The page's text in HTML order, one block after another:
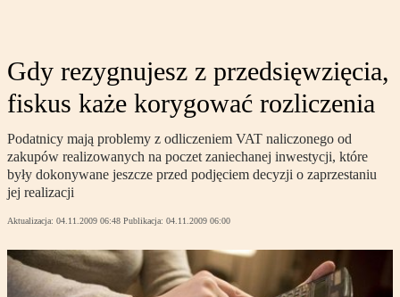
Gdy rezygnujesz z przedsięwzięcia,
fiskus każe korygować rozliczenia
Podatnicy mają problemy z odliczeniem VAT naliczonego od
zakupów realizowanych na poczet zaniechanej inwestycji, które
były dokonywane jeszcze przed podjęciem decyzji o zaprzestaniu
jej realizacji
Aktualizacja: 04.11.2009 06:48 Publikacja: 04.11.2009 06:00